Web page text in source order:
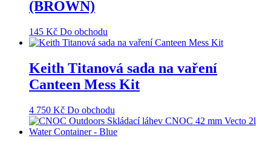
(BROWN)
145 Kč Do obchodu
Keith Titanová sada na vaření
Canteen Mess Kit
4 750 Kč Do obchodu